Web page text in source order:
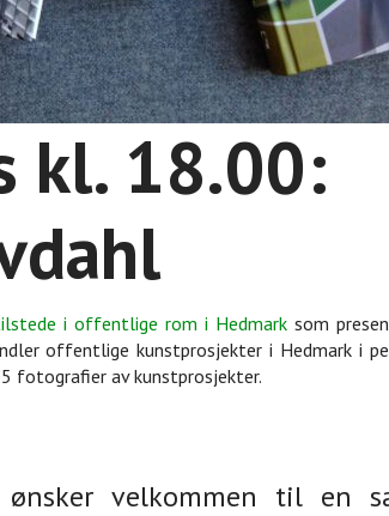
kl. 18.00:
i offentlige rom i Hedmark som
offentlige kunstprosjekter i Hedmark i
fotografier av kunstprosjekter.
velkommen til en